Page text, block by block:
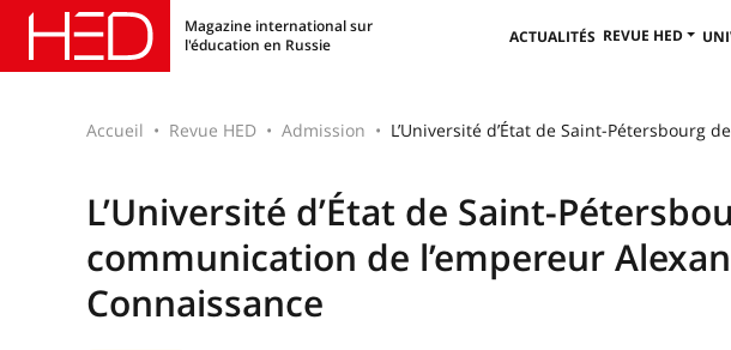
Magazine international sur
l'éducation en Russie
ACTUALITÉS REVUE HED
Accueil Revue HED Admission L’Université d’État de Saint-Pétersbourg
L’Université d’État de Saint-
communication de l’empereur
Connaissance